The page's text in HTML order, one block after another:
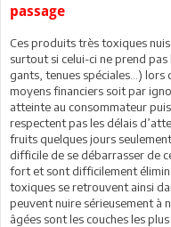
passage
Ces produits très toxiques
surtout si celui-ci ne prend pas
gants, tenues spéciales…)
moyens financiers soit par
atteinte au consommateur
respectent pas les délais
fruits quelques jours
difficile de se débarrasser de
fort et sont difficilement
toxiques se retrouvent ainsi
peuvent nuire sérieusement à
âgées sont les couches les